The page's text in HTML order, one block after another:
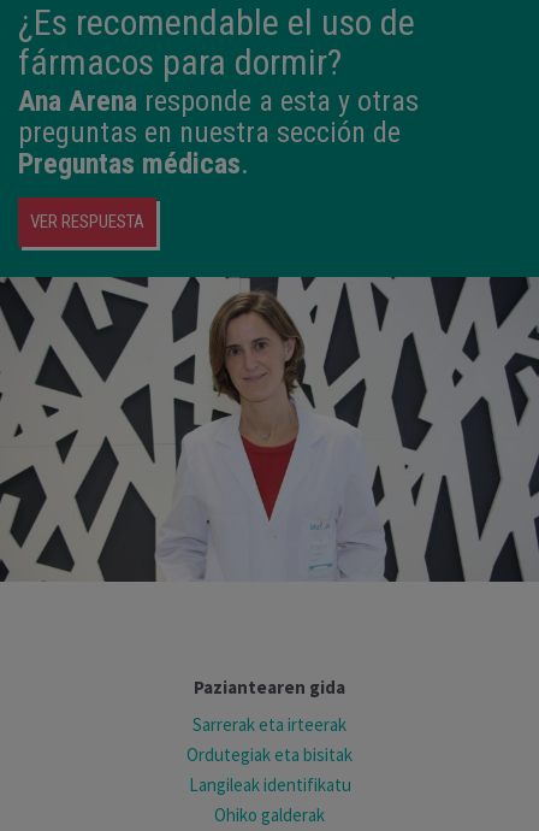
¿Es recomendable el uso de
fármacos para dormir?
Ana Arena responde a esta y otras
preguntas en nuestra sección de
Preguntas médicas.
VER RESPUESTA
Paziantearen gida
Sarrerak eta irteerak
Ordutegiak eta bisitak
Langileak identifikatu
Ohiko galderak